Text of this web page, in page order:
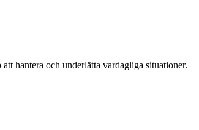
hantera och underlätta vardagliga situationer.